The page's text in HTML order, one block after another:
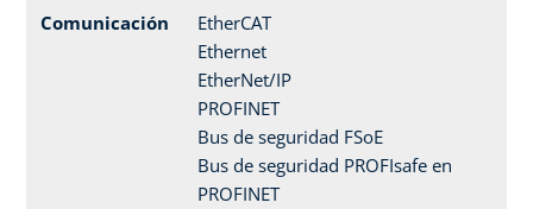
Comunicación
EtherCAT
Ethernet
EtherNet/IP
PROFINET
Bus de seguridad FSoE
Bus de seguridad PROFIsafe en
PROFINET